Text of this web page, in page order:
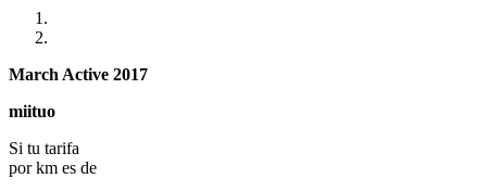
March Active 2017
miituo
Si tu tarifa
por km es de